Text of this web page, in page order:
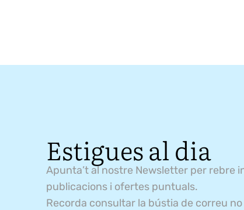
Estigues al dia
Apunta’t al nostre Newsletter per rebre
publicacions i ofertes puntuals.
Recorda consultar la bústia de correu